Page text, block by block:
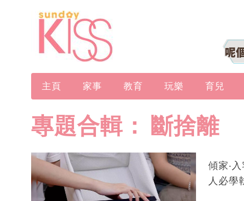
主頁 家事 教育 玩樂 育兒
專題合輯： 斷捨離
傾家‧
人必學